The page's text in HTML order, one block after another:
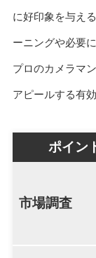
に好印象を与え
ーニングや必要
プロのカメラマ
アピールする有
ポイン
市場調査